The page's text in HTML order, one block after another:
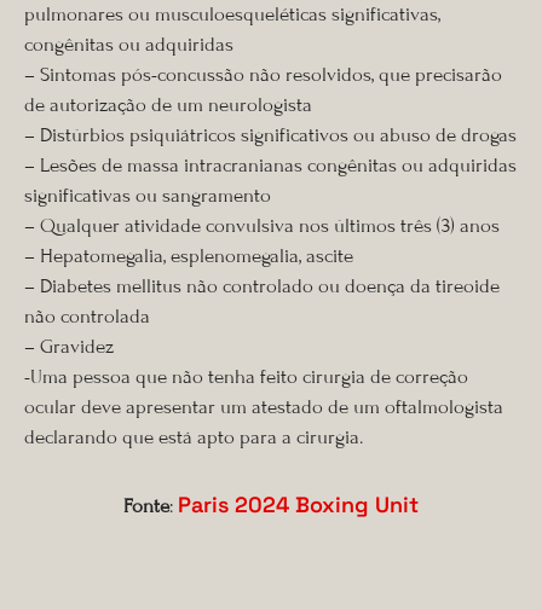
pulmonares ou musculoesqueléticas significativas,
congênitas ou adquiridas
– Sintomas pós-concussão não resolvidos, que precisarão
de autorização de um neurologista
– Distúrbios psiquiátricos significativos ou abuso de drogas
– Lesões de massa intracranianas congênitas ou adquiridas
significativas ou sangramento
– Qualquer atividade convulsiva nos últimos três (3) anos
– Hepatomegalia, esplenomegalia, ascite
– Diabetes mellitus não controlado ou doença da tireoide
não controlada
– Gravidez
-Uma pessoa que não tenha feito cirurgia de correção
ocular deve apresentar um atestado de um oftalmologista
declarando que está apto para a cirurgia.
Fonte: Paris 2024 Boxing Unit